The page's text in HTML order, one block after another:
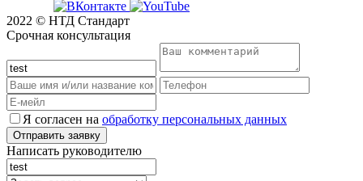
2022 © НТД Стандарт
Срочная консультация
Я согласен на обработку персональных данных
Написать руководителю